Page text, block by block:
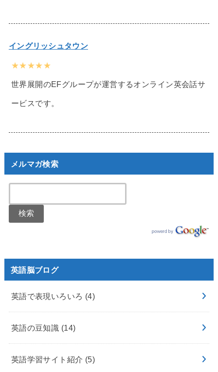
イングリッシュタウン
★★★★★
世界展開のEFグループが運営するオンライン英会話サ
ービスです。
メルマガ検索
英語脳ブログ
英語で表現いろいろ (4)
英語の豆知識 (14)
英語学習サイト紹介 (5)